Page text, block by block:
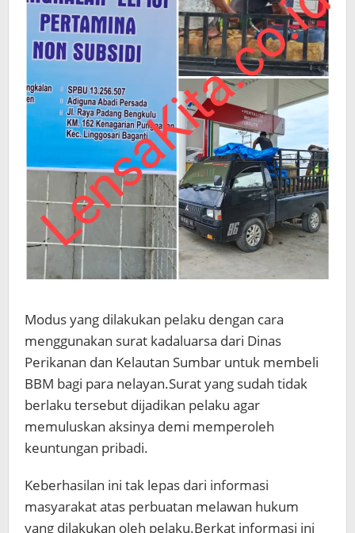
Modus yang dilakukan pelaku dengan cara
menggunakan surat kadaluarsa dari Dinas
Perikanan dan Kelautan Sumbar untuk membeli
BBM bagi para nelayan.Surat yang sudah tidak
berlaku tersebut dijadikan pelaku agar
memuluskan aksinya demi memperoleh
keuntungan pribadi.
Keberhasilan ini tak lepas dari informasi
masyarakat atas perbuatan melawan hukum
yang dilakukan oleh pelaku.Berkat informasi ini